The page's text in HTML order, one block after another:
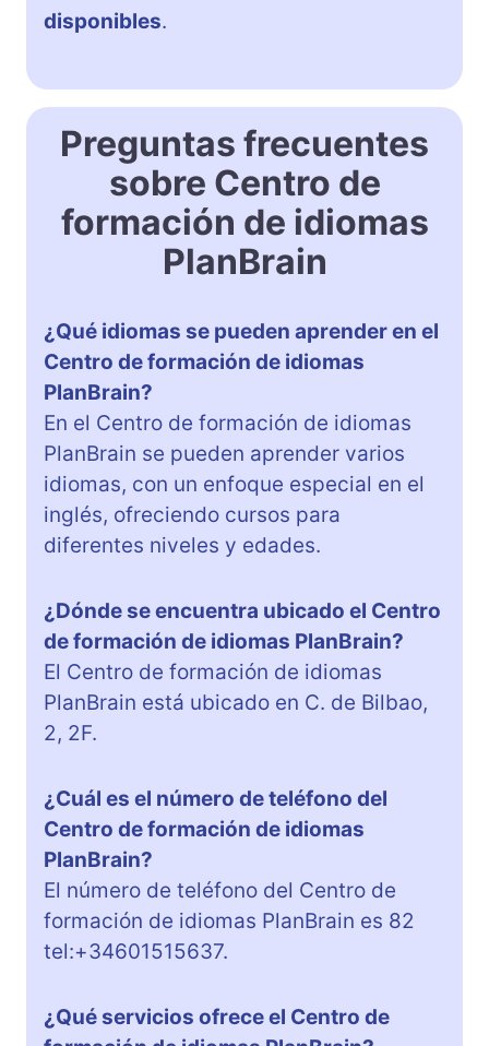
disponibles.
Preguntas frecuentes
sobre Centro de
formación de idiomas
PlanBrain
¿Qué idiomas se pueden aprender en el
Centro de formación de idiomas
PlanBrain?
En el Centro de formación de idiomas
PlanBrain se pueden aprender varios
idiomas, con un enfoque especial en el
inglés, ofreciendo cursos para
diferentes niveles y edades.
¿Dónde se encuentra ubicado el Centro
de formación de idiomas PlanBrain?
El Centro de formación de idiomas
PlanBrain está ubicado en C. de Bilbao,
2, 2F.
¿Cuál es el número de teléfono del
Centro de formación de idiomas
PlanBrain?
El número de teléfono del Centro de
formación de idiomas PlanBrain es 82
tel:+34601515637.
¿Qué servicios ofrece el Centro de